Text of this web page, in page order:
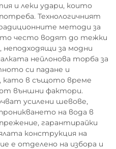
и леки удари, които
Технологичният
методи за
често водят до тежки
за модни
нейлонова торба за
си падане и
като в същото време
от външни фактори.
усилени шевове,
на вода в
гарантирайки
конструкция на
е отделено на избора и